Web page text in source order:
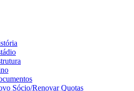
Sócio/Renovar Quotas